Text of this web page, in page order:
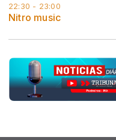
22:30 - 23:00
Nitro music